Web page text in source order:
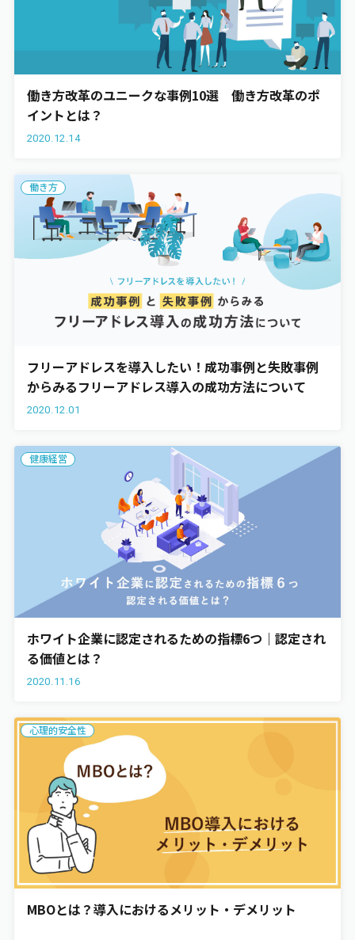
働き方改革のユニークな事例10選 働き方改革のポ
イントとは？
2020.12.14
働き方
フリーアドレスを導入したい！成功事例と失敗事例
からみるフリーアドレス導入の成功方法について
2020.12.01
健康経営
ホワイト企業に認定されるための指標6つ｜認定され
る価値とは？
2020.11.16
心理的安全性
MBOとは？導入におけるメリット・デメリット